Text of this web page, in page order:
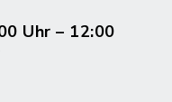
Uhr – 12:00